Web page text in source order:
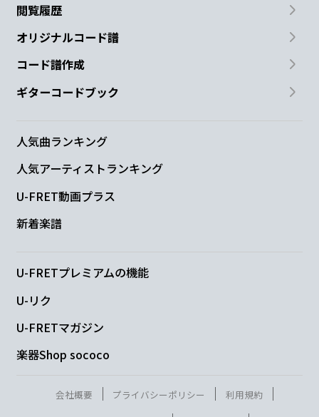
マイ マイ マイ マイ
D#m
A♭m
前見ない 抜
A#
B
一歩が踏み 出せない
B
閲覧履歴
オリジナルコード譜
コード譜作成
ギターコードブック
人気曲ランキング
人気アーティストランキング
U-FRET動画プラス
新着楽譜
U-FRETプレミアムの機能
U-リク
U-FRETマガジン
楽器Shop sococo
会社概要 プライバシーポリシー
利用規約